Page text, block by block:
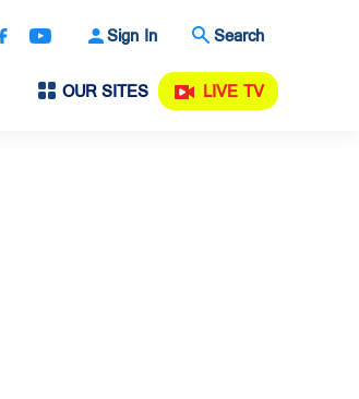
Sign In Search
OUR SITES LIVE TV